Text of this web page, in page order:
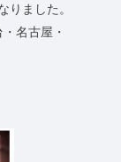
りました。
名古屋・